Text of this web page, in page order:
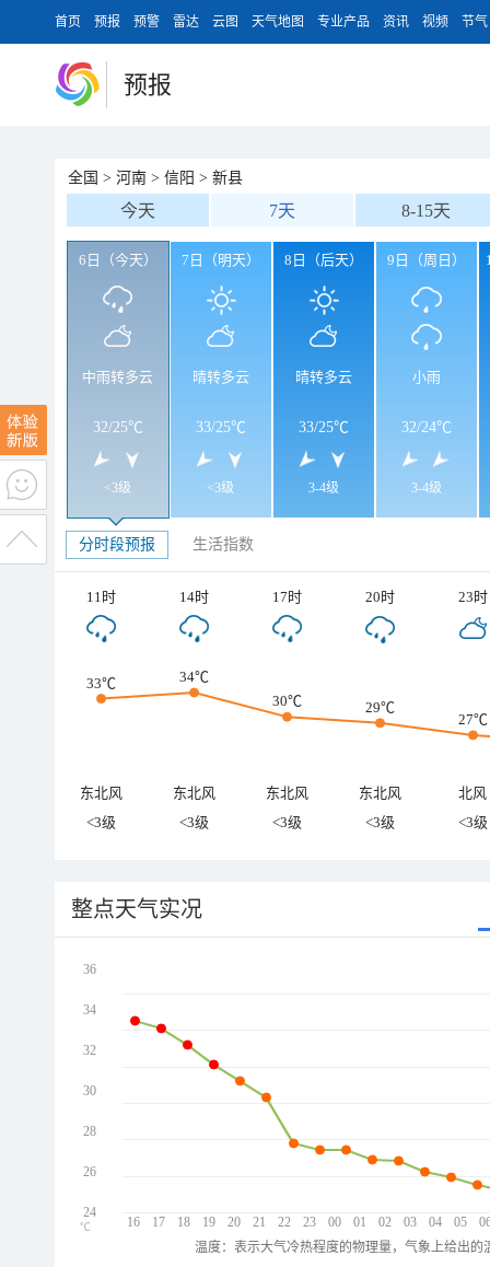
首页 预报 预警 雷达 云图 天气地图 专业产品 资讯 视频 节气
预报
全国 > 河南 > 信阳 > 新县
今天 7天 8-15天
6日（今天）
中雨转多云
32/25℃
<3级
7日（明天）
晴转多云
33/25℃
<3级
8日（后天）
晴转多云
33/25℃
3-4级
9日（周日）
小雨
32/24℃
3-4级
分时段预报 生活指数
11时 14时 17时 20时 23时
33℃
34℃
30℃
29℃
27℃
东北风 东北风 东北风 东北风
北风
<3级
<3级 <3级 <3级 <3级
整点天气实况
16 17 18 19 20 21 22 23 00 01 02 03 04 05
36
34
32
30
28
26
24
℃
温度：表示大气冷热程度的物理量，气象上给出